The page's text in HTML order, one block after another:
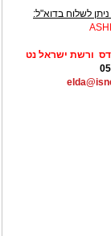
לשלוח בדוא"ל:
ורשת ישראל נט